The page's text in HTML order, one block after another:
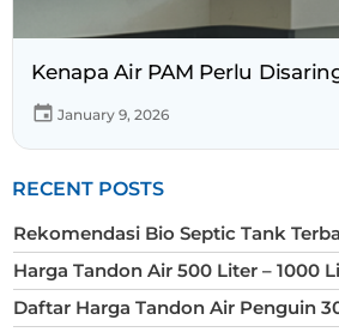
Kenapa Air PAM Perlu
January 9, 2026
RECENT POSTS
Rekomendasi Bio Septic Tank
Harga Tandon Air 500 Liter – 1000
Daftar Harga Tandon Air Penguin